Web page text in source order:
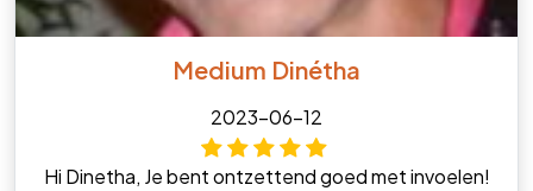
Medium Dinétha
2023-06-12
Hi Dinetha, Je bent ontzettend goed met invoelen!